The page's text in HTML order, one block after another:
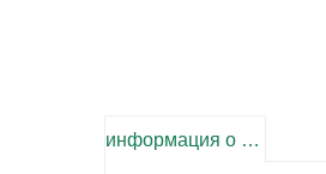
информация о продукте